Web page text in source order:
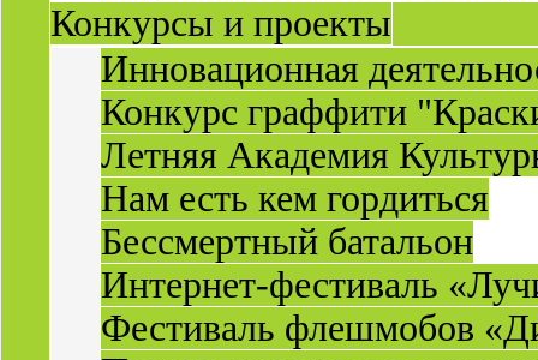
Конкурсы и проекты
Инновационная
Конкурс граффити
Летняя Академия
Нам есть кем гордиться
Бессмертный батальон
Интернет-фестиваль
Фестиваль флешмобов